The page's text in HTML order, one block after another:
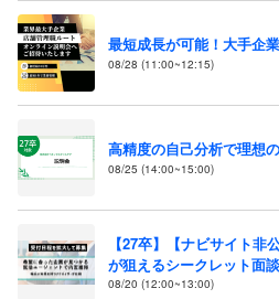
最短成長が可能！大手企
08/28 (11:00~12:15)
高精度の自己分析で理想
08/25 (14:00~15:00)
【27卒】【ナビサイト非
が狙えるシークレット面談
08/20 (12:00~13:00)